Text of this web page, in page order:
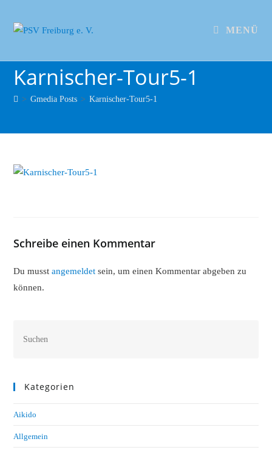
MENÜ
Karnischer-Tour5-1
> Gmedia Posts > Karnischer-Tour5-1
Schreibe einen Kommentar
Du musstangemeldet sein, um einen Kommentar abgeben zu
können.
Kategorien
Aikido
Allgemein